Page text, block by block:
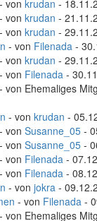
- von krudan -
- von krudan -
- von krudan -
- von Filenada -
- von krudan -
- von Filenada -
- von Ehemaliges
- von krudan -
- von Susanne_05 -
- von Susanne_05 -
- von Filenada -
- von Filenada -
- von jokra -
- von Filenada -
- von Ehemaliges